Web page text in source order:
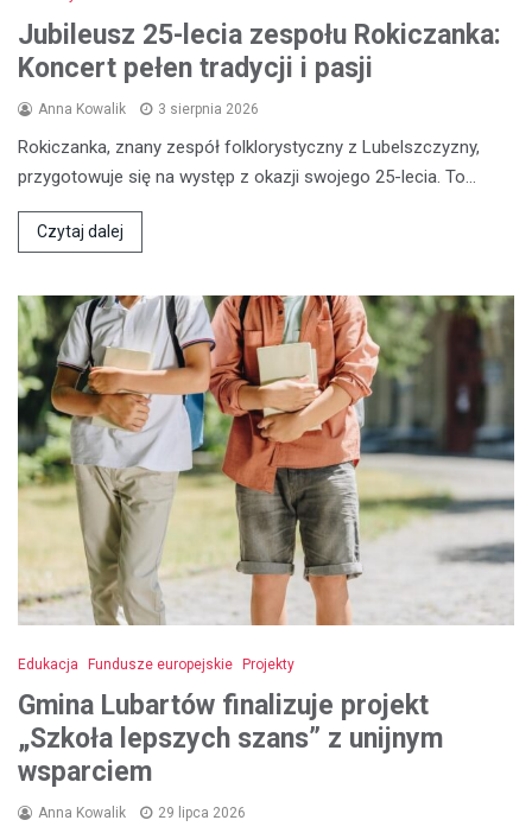
Jubileusz 25-lecia zespołu Rokiczanka:
Koncert pełen tradycji i pasji
Anna Kowalik 3 sierpnia 2026
Rokiczanka, znany zespół folklorystyczny z Lubelszczyzny,
przygotowuje się na występ z okazji swojego 25-lecia. To…
Czytaj dalej
Edukacja Fundusze europejskie Projekty
Gmina Lubartów finalizuje projekt
„Szkoła lepszych szans” z unijnym
wsparciem
Anna Kowalik 29 lipca 2026